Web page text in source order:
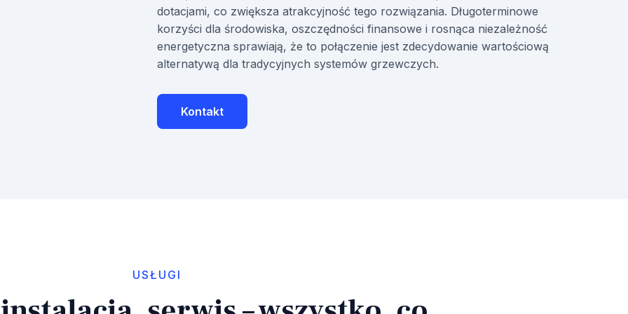
dotacjami, co zwiększa atrakcyjność tego rozwiązania. Długoterminowe
korzyści dla środowiska, oszczędności finansowe i rosnąca niezależność
energetyczna sprawiają, że to połączenie jest zdecydowanie wartościową
alternatywą dla tradycyjnych systemów grzewczych.
Kontakt
USŁUGI